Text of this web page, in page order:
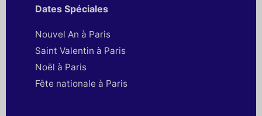
Dates Spéciales
Nouvel An à Paris
Saint Valentin à Paris
Noël à Paris
Fête nationale à Paris